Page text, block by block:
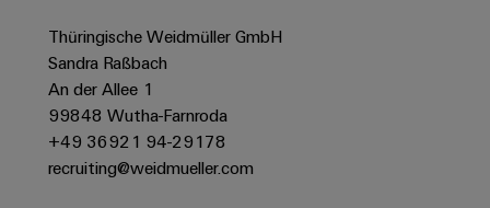
Wasserstoff
Wasserstoff
als
Schlüsseltechnologie
für
die
Energiewende
Industriedrucker
Industrieleuchte
Cabinet
Infrastructure
Thüringische Weidmüller GmbH
Sandra Raßbach
An der Allee 1
99848 Wutha-Farnroda
+49 36921 94-29178
recruiting@weidmueller.com